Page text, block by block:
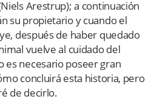
Arestrup); a continuación
su propietario y cuando el
después de haber quedado
vuelve al cuidado del
es necesario poseer gran
concluirá esta historia, pero
de decirlo.